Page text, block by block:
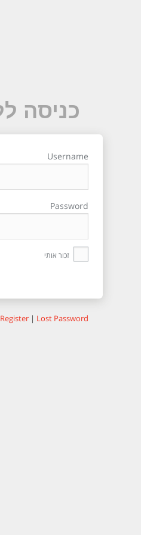
כניסה
Username
Password
זכור אותי
Register | Lost Password